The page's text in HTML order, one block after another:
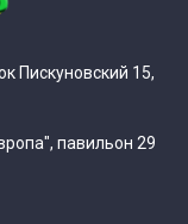
Пискуновский 15,
павильон 29